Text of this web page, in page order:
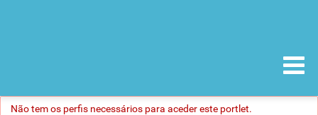
Não tem os perfis necessários para aceder este portlet.